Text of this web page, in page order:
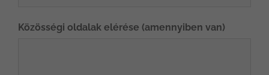
Közösségi oldalak elérése (amennyiben van)